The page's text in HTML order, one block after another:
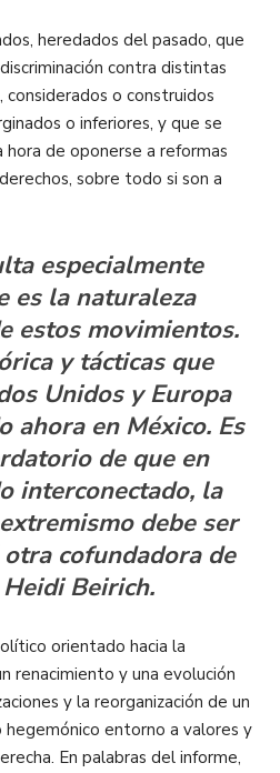
heredados del pasado, que
contra distintas
o construidos
o inferiores, y que se
hora de oponerse a reformas
sobre todo si son a
especialmente
es la naturaleza
estos movimientos.
y tácticas que
Unidos y Europa
ahora en México. Es
de que en
interconectado, la
debe ser
cofundadora de
Heidi Beirich.
orientado hacia la
renacimiento y una evolución
y la reorganización de un
hegemónico entorno a valores y
En palabras del informe,